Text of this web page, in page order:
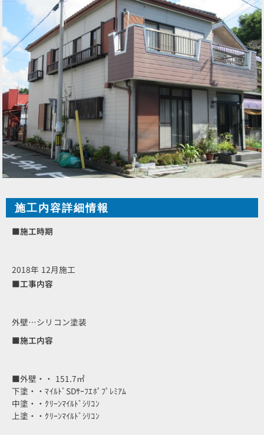
施工内容詳細情報
■施工時期
2018年 12月施工
■工事内容
外壁…シリコン塗装
■施工内容
■外壁・・ 151.7㎡
下塗・・ﾏｲﾙﾄﾞSDｻｰﾌｴﾎﾟﾌﾟﾚﾐｱﾑ
中塗・・ｸﾘｰﾝﾏｲﾙﾄﾞｼﾘｺﾝ
上塗・・ｸﾘｰﾝﾏｲﾙﾄﾞｼﾘｺﾝ